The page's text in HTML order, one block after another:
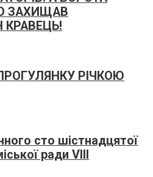
ЗАХИЩАВ
КРАВЕЦЬ!
РІЧКОЮ
сто шістнадцятої
ради VІІІ